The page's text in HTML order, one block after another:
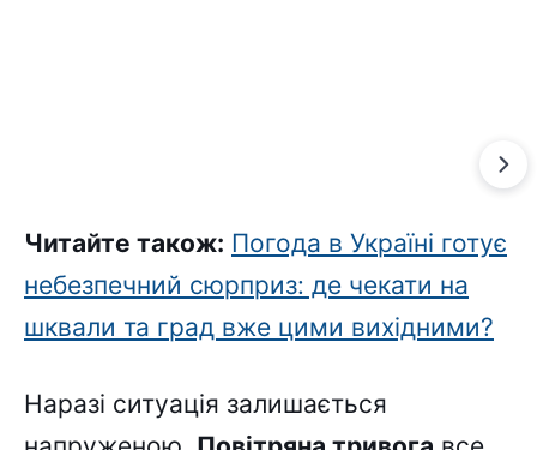
Читайте також: Погода в Україні готує
небезпечний сюрприз: де чекати на
шквали та град вже цими вихідними?
Наразі ситуація залишається